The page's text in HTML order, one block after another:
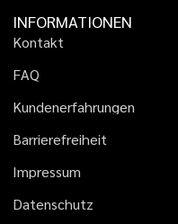
INFORMATIONEN
Kontakt
FAQ
Kundenerfahrungen
Barrierefreiheit
Impressum
Datenschutz